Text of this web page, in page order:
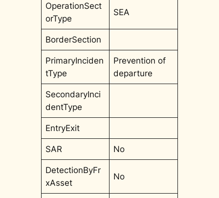
OperationSect
orType
SEA
BorderSection
PrimaryInciden
tType
Prevention of
departure
SecondaryInci
dentType
EntryExit
SAR No
DetectionByFr
xAsset
No